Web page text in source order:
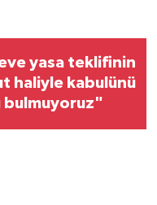
yasa teklifinin
haliyle kabulünü
bulmuyoruz"